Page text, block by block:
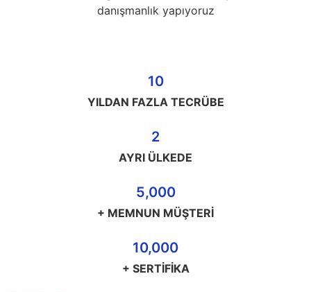
danışmanlık yapıyoruz
YILDAN FAZLA TECRÜBE
10
AYRI ÜLKEDE
2
+ MEMNUN MÜŞTERİ
5,000
+ SERTİFİKA
10,000